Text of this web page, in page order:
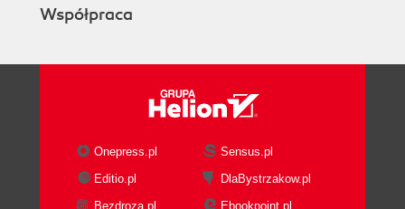
Współpraca
Onepress.pl
Sensus.pl
Editio.pl
DlaBystrzakow.pl
Bezdroza.pl
Ebookpoint.pl